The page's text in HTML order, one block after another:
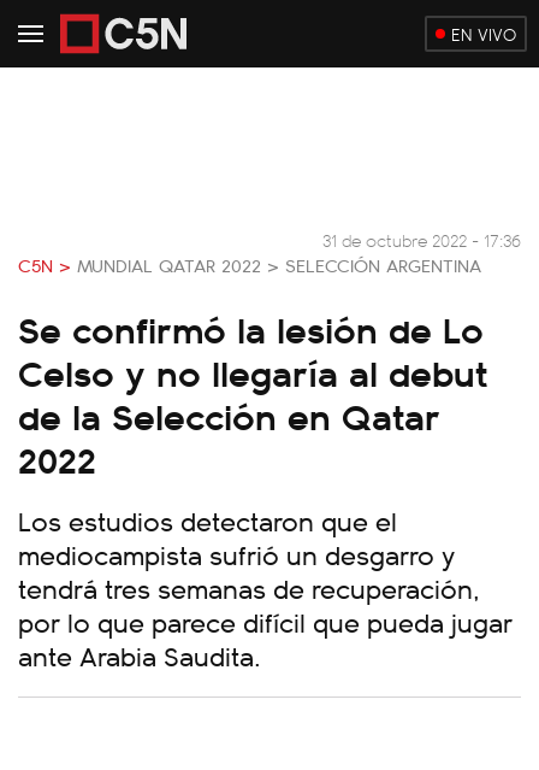
EN VIVO
C5N > MUNDIAL QATAR 2022 > SELECCIÓN ARGENTINA
31 de octubre 2022 - 17:36
Se confirmó la lesión de Lo
Celso y no llegaría al debut
de la Selección en Qatar
2022
Los estudios detectaron que el
mediocampista sufrió un desgarro y
tendrá tres semanas de recuperación,
por lo que parece difícil que pueda jugar
ante Arabia Saudita.